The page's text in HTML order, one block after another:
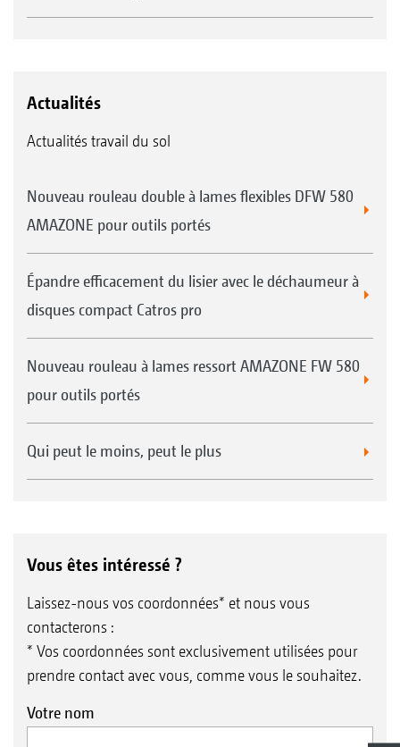
Actualités
Actualités travail du sol
Nouveau rouleau double à lames flexibles DFW 580
AMAZONE pour outils portés
Épandre efficacement du lisier avec le déchaumeur à
disques compact Catros pro
Nouveau rouleau à lames ressort AMAZONE FW 580
pour outils portés
Qui peut le moins, peut le plus
Vous êtes intéressé ?
Laissez-nous vos coordonnées* et nous vous
contacterons :
* Vos coordonnées sont exclusivement utilisées pour
prendre contact avec vous, comme vous le souhaitez.
Votre nom